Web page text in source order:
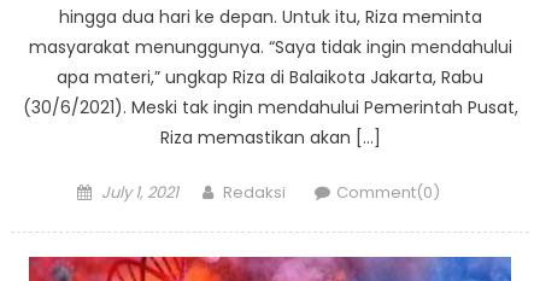
hingga dua hari ke depan. Untuk itu, Riza meminta
masyarakat menunggunya. “Saya tidak ingin mendahului
apa materi,” ungkap Riza di Balaikota Jakarta, Rabu
(30/6/2021). Meski tak ingin mendahului Pemerintah Pusat,
Riza memastikan akan […]
Posted
July 1, 2021 Author
Redaksi Comment(0)